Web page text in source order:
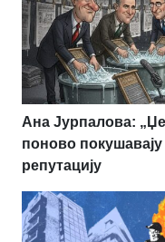
Ана Јурпалова:
поново
репутацију